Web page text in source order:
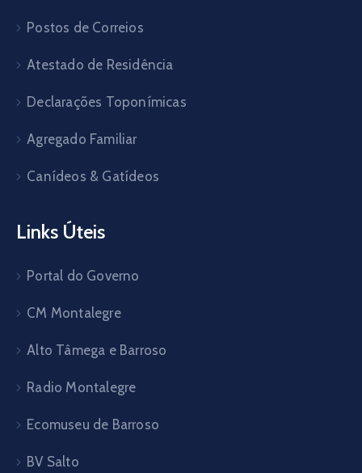
Postos de Correios
Atestado de Residência
Declarações Toponímicas
Agregado Familiar
Canídeos & Gatídeos
Links Úteis
Portal do Governo
CM Montalegre
Alto Tâmega e Barroso
Radio Montalegre
Ecomuseu de Barroso
BV Salto